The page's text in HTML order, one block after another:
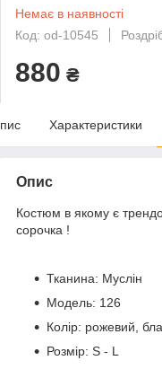
Немає в наявності
Код: od-10545
880 ₴
Характеристики
Опис
Костюм в якому є
сорочка !
Тканина: Муслін
Модель: 126
Колір: рожевий,
Розмір: S - L